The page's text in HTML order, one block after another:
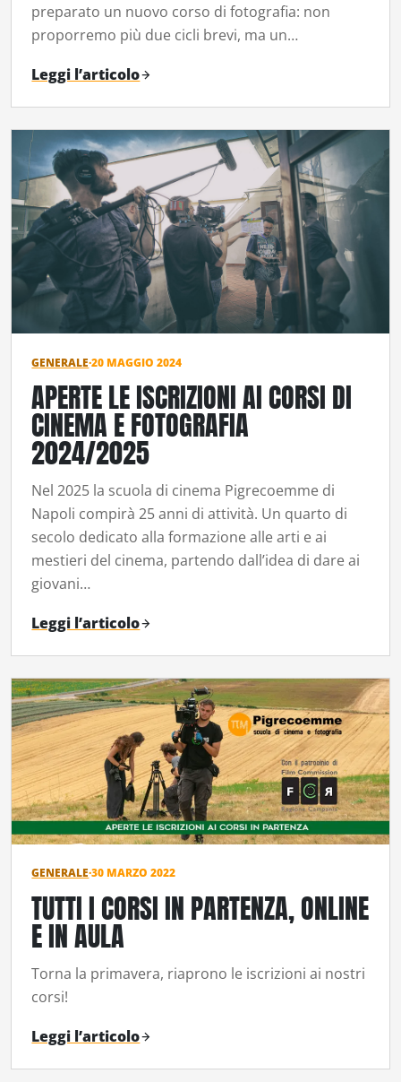
preparato un nuovo corso di fotografia: non
proporremo più due cicli brevi, ma un…
Leggi l’articolo
GENERALE·20 MAGGIO 2024
APERTE LE ISCRIZIONI AI CORSI DI
CINEMA E FOTOGRAFIA
2024/2025
Nel 2025 la scuola di cinema Pigrecoemme di
Napoli compirà 25 anni di attività. Un quarto di
secolo dedicato alla formazione alle arti e ai
mestieri del cinema, partendo dall’idea di dare ai
giovani…
Leggi l’articolo
GENERALE·30 MARZO 2022
TUTTI I CORSI IN PARTENZA, ONLINE
E IN AULA
Torna la primavera, riaprono le iscrizioni ai nostri
corsi!
Leggi l’articolo